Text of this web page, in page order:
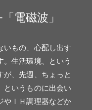
電磁波」
いもの、心配し出す
生活環境、という
が、先週、ちょっと
というものに出会い
やＩＨ調理器などか